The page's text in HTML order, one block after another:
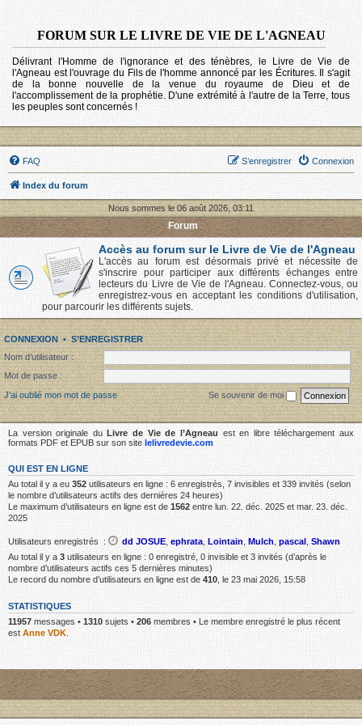
FORUM SUR LE LIVRE DE VIE DE L'AGNEAU
Délivrant l'Homme de l'ignorance et des ténèbres, le Livre de Vie de
l'Agneau est l'ouvrage du Fils de l'homme annoncé par les Écritures. Il s'agit
de la bonne nouvelle de la venue du royaume de Dieu et de
l'accomplissement de la prophétie. D'une extrémité à l'autre de la Terre, tous
les peuples sont concernés !
FAQ Connexion
S’enregistrer
Index du forum
Nous sommes le 06 août 2026, 03:11
Forum
Accès au forum sur le Livre de Vie de l'Agneau
L'accès au forum est désormais privé et nécessite de
s'inscrire pour participer aux différents échanges entre
lecteurs du Livre de Vie de l'Agneau. Connectez-vous, ou
enregistrez-vous en acceptant les conditions d'utilisation,
pour parcourir les différents sujets.
CONNEXION•S’ENREGISTRER
Nom d’utilisateur :
Mot de passe :
J’ai oublié mon mot de passe
Se souvenir de moi
La version originale duLivre de Vie de l’Agneau est en libre téléchargement aux
formats PDF et EPUB sur son site lelivredevie.com
QUI EST EN LIGNE
Au total il y a eu 352 utilisateurs en ligne : 6 enregistrés, 7 invisibles et 339 invités (selon
le nombre d’utilisateurs actifs des dernières 24 heures)
Le maximum d’utilisateurs en ligne est de 1562 entre lun. 22. déc. 2025 et mar. 23. déc.
2025
Utilisateurs enregistrés : dd JOSUE ephrata Lointain Mulch pascal Shawn
Au total il y a 3 utilisateurs en ligne : 0 enregistré, 0 invisible et 3 invités (d’après le
nombre d’utilisateurs actifs ces 5 dernières minutes)
Le record du nombre d’utilisateurs en ligne est de 410 , le 23 mai 2026, 15:58
STATISTIQUES
11957 messages • 1310 sujets • 206 membres • Le membre enregistré le plus récent
est Anne VDK